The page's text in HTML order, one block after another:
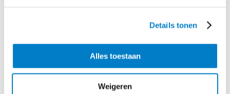
Details tonen
Alles toestaan
Weigeren